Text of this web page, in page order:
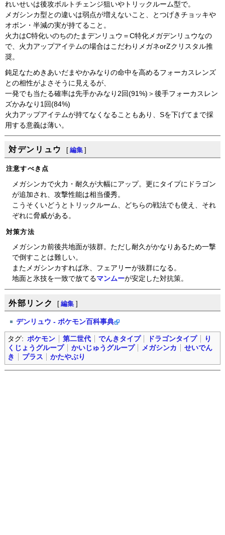
れいせいは後攻ボルトチェンジ狙いやトリックルーム型で。
メガシンカ型との違いは弱点が増えないこと、とつげきチョッキや
オボン・半減の実が持てること。
火力はC特化いのちのたまデンリュウ＝C特化メガデンリュウなの
で、火力アップアイテムの場合はこだわりメガネorZクリスタル推
奨。
鈍足なためきあいだまやかみなりの命中を高めるフォーカスレンズ
との相性がよさそうに見えるが、
一発でも当たる確率は先手かみなり2回(91%)＞後手フォーカスレン
ズかみなり1回(84%)
火力アップアイテムが持てなくなることもあり、Sを下げてまで採
用する意義は薄い。
対デンリュウ [ 編集 ]
注意すべき点
メガシンカで火力・耐久が大幅にアップ。更にタイプにドラゴン
が追加され、攻撃性能は相当優秀。
こうそくいどうとトリックルーム、どちらの戦法でも使え、それ
ぞれに脅威がある。
対策方法
メガシンカ前後共地面が抜群。ただし耐久がかなりあるため一撃
で倒すことは難しい。
またメガシンカすれば氷、フェアリーが抜群になる。
地面と氷技を一致で放てるマンムーが安定した対抗策。
外部リンク [ 編集 ]
デンリュウ - ポケモン百科事典
タグ: ポケモン 第二世代 でんきタイプ ドラゴンタイプ
り
くじょうグループ
かいじゅうグループ メガシンカ
せいでん
き
プラス かたやぶり